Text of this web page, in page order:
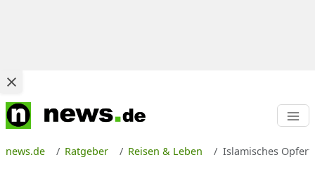
news.de Ratgeber Reisen & Leben Islamisches